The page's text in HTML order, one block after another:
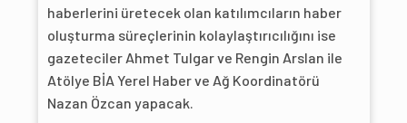
haberlerini üretecek olan katılımcıların haber
oluşturma süreçlerinin kolaylaştırıcılığını ise
gazeteciler Ahmet Tulgar ve Rengin Arslan ile
Atölye BİA Yerel Haber ve Ağ Koordinatörü
Nazan Özcan yapacak.